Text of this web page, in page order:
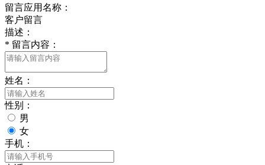
留言应用名称：
客户留言
描述：
* 留言内容：
姓名：
性别：
男
女
手机：